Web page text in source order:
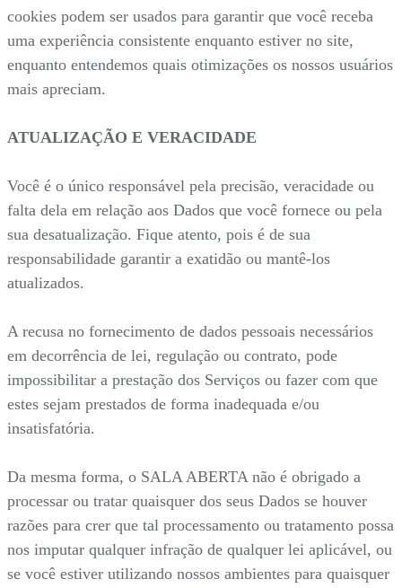
cookies podem ser usados para garantir que você receba
uma experiência consistente enquanto estiver no site,
enquanto entendemos quais otimizações os nossos usuários
mais apreciam.
ATUALIZAÇÃO E VERACIDADE
Você é o único responsável pela precisão, veracidade ou
falta dela em relação aos Dados que você fornece ou pela
sua desatualização. Fique atento, pois é de sua
responsabilidade garantir a exatidão ou mantê-los
atualizados.
A recusa no fornecimento de dados pessoais necessários
em decorrência de lei, regulação ou contrato, pode
impossibilitar a prestação dos Serviços ou fazer com que
estes sejam prestados de forma inadequada e/ou
insatisfatória.
Da mesma forma, o SALA ABERTA não é obrigado a
processar ou tratar quaisquer dos seus Dados se houver
razões para crer que tal processamento ou tratamento possa
nos imputar qualquer infração de qualquer lei aplicável, ou
se você estiver utilizando nossos ambientes para quaisquer